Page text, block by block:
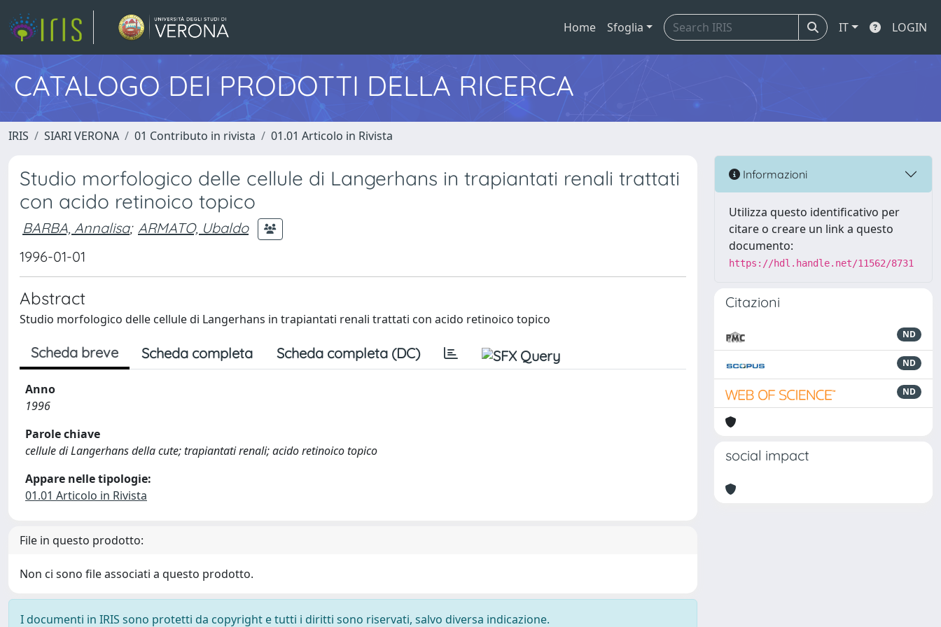
Home Sfoglia IT LOGIN
CATALOGO DEI PRODOTTI DELLA RICERCA
IRIS SIARI VERONA 01 Contributo in rivista 01.01 Articolo in Rivista
Studio morfologico delle cellule di Langerhans in trapiantati renali trattati
con acido retinoico topico
BARBA, Annalisa; ARMATO, Ubaldo
1996-01-01
Abstract
Studio morfologico delle cellule di Langerhans in trapiantati renali trattati con acido retinoico topico
Scheda breve Scheda completa Scheda completa (DC)
Anno
1996
Parole chiave
cellule di Langerhans della cute; trapiantati renali; acido retinoico topico
Appare nelle tipologie:
01.01 Articolo in Rivista
File in questo prodotto:
Non ci sono file associati a questo prodotto.
I documenti in IRIS sono protetti da copyright e tutti i diritti sono riservati, salvo diversa indicazione.
Informazioni
Utilizza questo identificativo per
citare o creare un link a questo
documento:
https://hdl.handle.net/11562/8731
Citazioni
ND
ND
ND
social impact